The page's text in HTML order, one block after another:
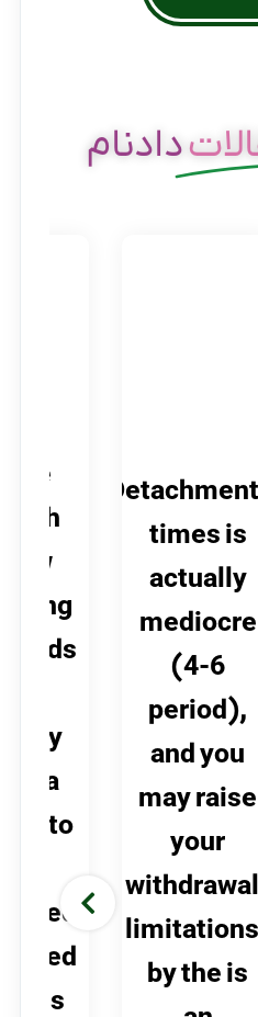
دادنام
The
new
to
this
Detachment
times is
actually
mediocre
(4-6
period),
and you
may raise
your
withdrawal
limitations
by the is